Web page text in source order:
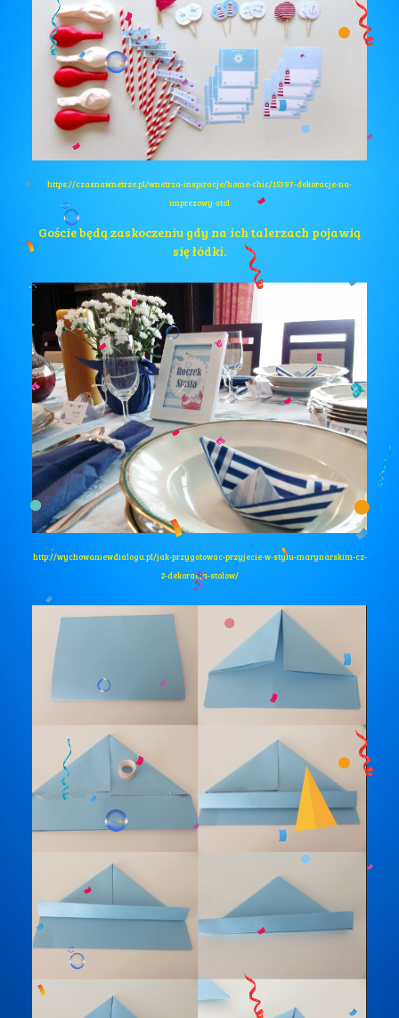
https://czasnawnetrze.pl/wnetrza-inspiracje/home-chic/15397-dekoracje-na-
imprezowy-stol
Goście będą zaskoczeniu gdy na ich talerzach pojawią
się łódki.
http://wychowaniewdialogu.pl/jak-przygotowac-przyjecie-w-stylu-marynarskim-cz-
2-dekoracja-stolow/